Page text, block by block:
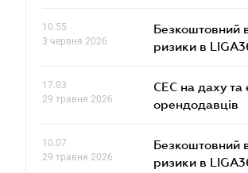
10.55
3 червня 2026
Безкоштовний
ризики в
17.03
29 травня 2026
СЕС на даху та
орендодавців
10.07
29 травня 2026
Безкоштовний
ризики в